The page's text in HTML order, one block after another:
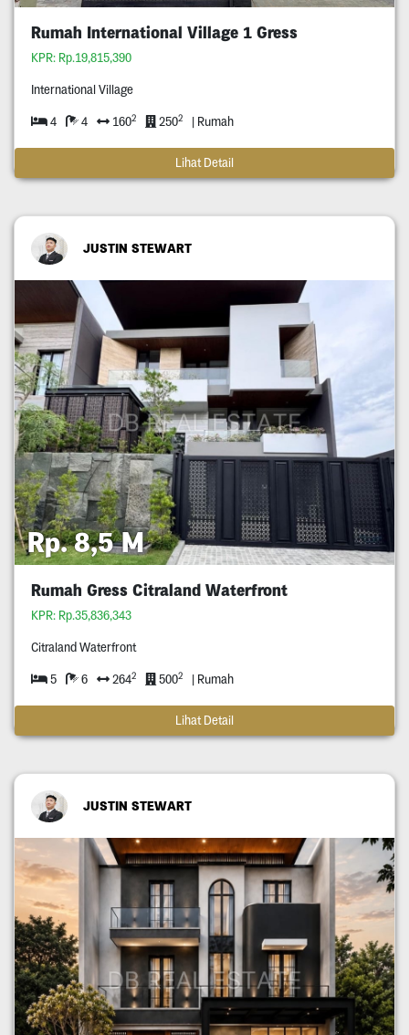
Rumah International Village 1 Gress
KPR: Rp.19,815,390
International Village
4 4 1602 2502 | Rumah
Lihat Detail
JUSTIN STEWART
Rp. 8,5 M
Rumah Gress Citraland Waterfront
KPR: Rp.35,836,343
Citraland Waterfront
5 6 2642 5002 | Rumah
Lihat Detail
JUSTIN STEWART